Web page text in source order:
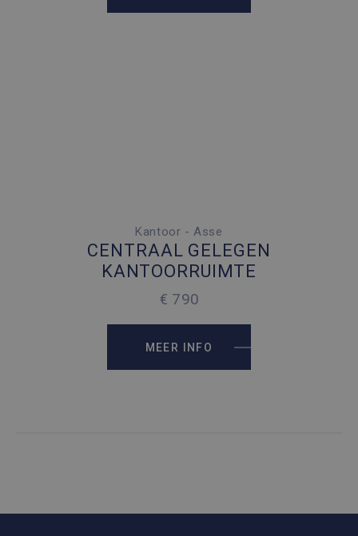
55 M2
55 M2
Kantoor - Asse
CENTRAAL GELEGEN
KANTOORRUIMTE
€ 790
MEER INFO